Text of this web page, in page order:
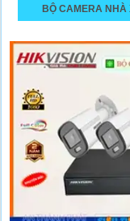
BỘ CAMERA NHÀ